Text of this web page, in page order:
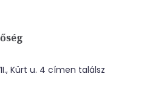
Kürt u. 4 címen találsz